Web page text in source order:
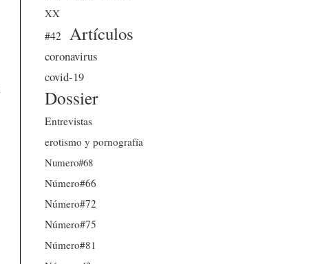
XX
#42
Artículos
coronavirus
covid-19
Dossier
Entrevistas
erotismo y pornografía
Numero#68
Número#66
Número#72
Número#75
Número#81